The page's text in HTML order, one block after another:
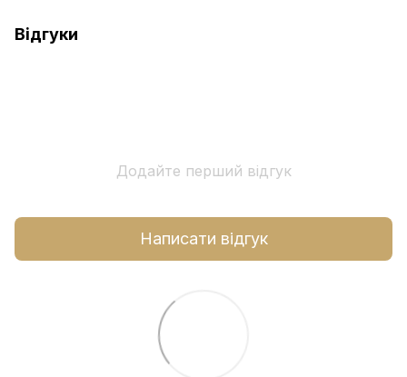
Відгуки
Додайте перший відгук
Написати відгук